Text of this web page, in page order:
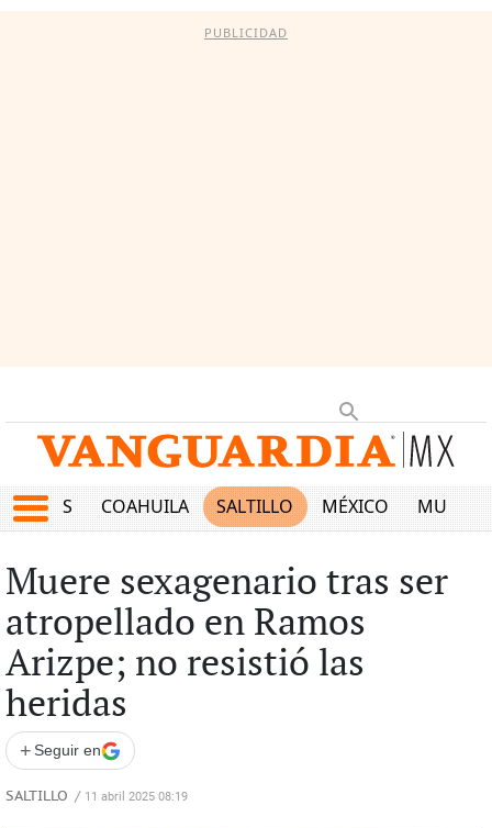
PUBLICIDAD
JUEGOS COAHUILA SALTILLO MÉXICO MUNDO
Muere sexagenario tras ser
atropellado en Ramos
Arizpe; no resistió las
heridas
+ Seguir en
SALTILLO / 11 abril 2025 08:19